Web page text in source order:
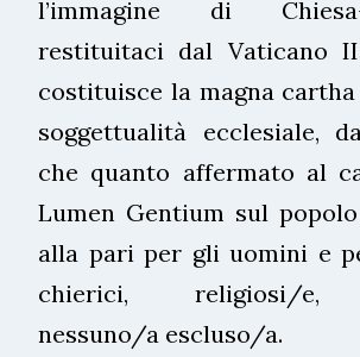
l’immagine di Chiesa-
restituitaci dal Vaticano
costituisce la magna
soggettualità ecclesiale,
che quanto affermato al
Lumen Gentium sul
alla pari per gli uomini e
chierici, religiosi/e,
nessuno/a escluso/a.